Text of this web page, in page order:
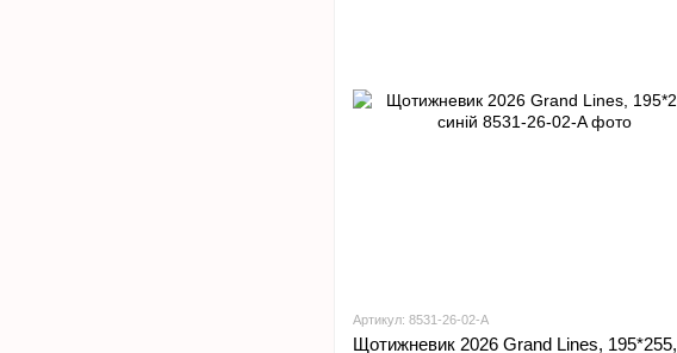
Артикул: 8531-26-02-A
Щотижневик 2026 Grand Lines, 195*255,